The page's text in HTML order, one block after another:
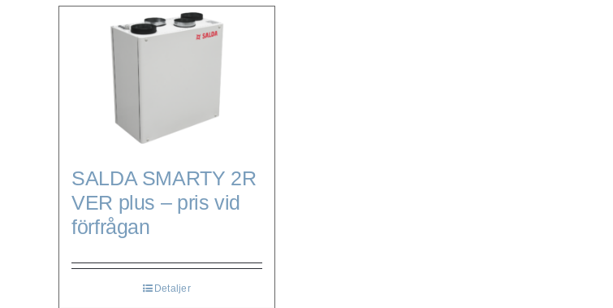
SALDA SMARTY 2R
VER plus – pris vid
förfrågan
Detaljer